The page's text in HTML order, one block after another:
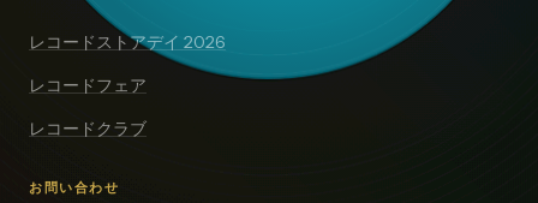
レコードストアデイ 2026
レコードフェア
レコードクラブ
お問い合わせ